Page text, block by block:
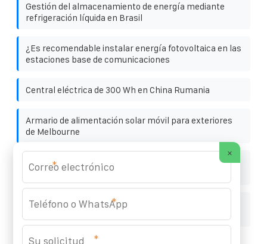
Gestión del almacenamiento de energía mediante
refrigeración líquida en Brasil
¿Es recomendable instalar energía fotovoltaica en las
estaciones base de comunicaciones
Central eléctrica de 300 Wh en China Rumania
Armario de alimentación solar móvil para exteriores
de Melbourne
La famosa fuente de alimentación para exteriores de
Huawei
Aparamenta eléctrica de 1200 amperios al por mayor
×
*
*
*